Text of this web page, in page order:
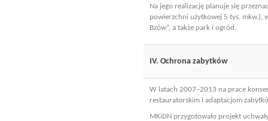
Na jego realizację planuje się
powierzchni użytkowej 5 tys. mkw.),
Bzów”, a także park i ogród.
IV. Ochrona zabytków
W latach 2007–2013 na prace
restauratorskim i adaptacjom
MKiDN przygotowało projekt